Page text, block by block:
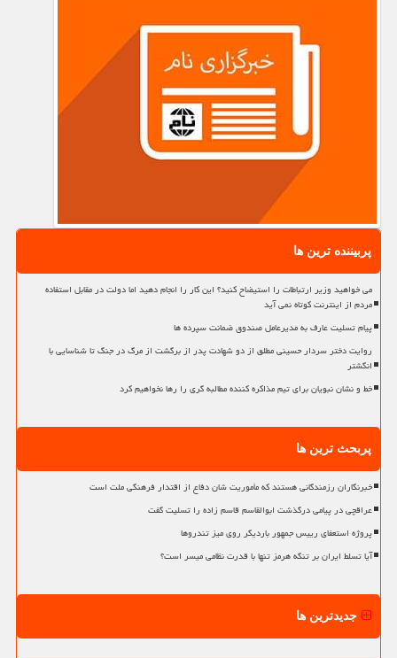
پربیننده ترین ها
می خواهید وزیر ارتباطات را استیضاح کنید؟ این کار را انجام دهید اما دولت در مقابل استفاده
مردم از اینترنت کوتاه نمی آید
پیام تسلیت عارف به مدیرعامل صندوق ضمانت سپرده ها
روایت دختر سردار حسینی مطلق از دو شهادت پدر از برگشت از مرگ در جنگ تا شناسایی با
انگشتر
خط و نشان نبویان برای تیم مذاکره کننده مطالبه گری را رها نخواهیم کرد
پربحث ترین ها
خبرنگاران رزمندگانی هستند که مأموریت شان دفاع از اقتدار فرهنگی ملت است
عراقچی در پیامی درگذشت ابوالقاسم قاسم زاده را تسلیت گفت
پروژه استعفای رییس جمهور باردیگر روی میز تندروها
آیا تسلط ایران بر تنگه هرمز تنها با قدرت نظامی میسر است؟
جدیدترین ها